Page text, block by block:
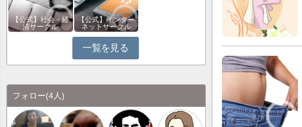
【公式】社会・経
済サークル
【公式】インター
ネットサークル
一覧を見る
フォロー(4人)